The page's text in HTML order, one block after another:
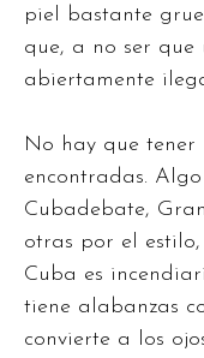
piel bastante
que, a no ser que
abiertamente
No hay que tener
encontradas.
Cubadebate,
otras por el
Cuba es
tiene alabanzas
convierte a los